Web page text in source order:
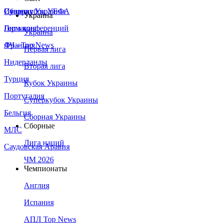
Сборная Украины
Италия
Германия
Франция
Нидерланды
Турция
Португалия
Бельгия
МЛС
Саудовская Аравия
Суперкубок УЕФА
Лига конференций
ЛЧ - Top News
Украина
Украина
Первая лига
Вторая лига
Кубок Украины
Суперкубок Украины
Сборная Украины
Сборные
Лига наций
ЧМ 2026
Чемпионаты
Англия
Испания
АПЛ Top News